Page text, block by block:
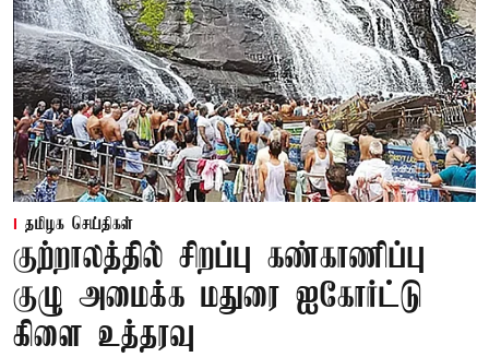
தமிழக செய்திகள்
குற்றாலத்தில் சிறப்பு கண்காணிப்பு
குழு அமைக்க மதுரை ஐகோர்ட்டு
கிளை உத்தரவு